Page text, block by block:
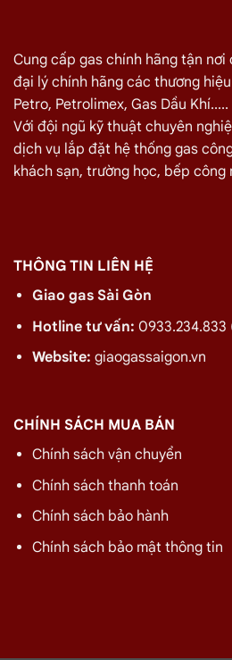
Cung cấp gas chính hãng tận nơi
đại lý chính hãng các thương
Petro, Petrolimex, Gas Dầu Khí.....
Với đội ngũ kỹ thuật chuyên
dịch vụ lắp đặt hệ thống gas
khách sạn, trường học, bếp công
THÔNG TIN LIÊN HỆ
Giao gas Sài Gòn
Hotline tư vấn: 0933.234.833
Website: giaogassaigon.vn
CHÍNH SÁCH MUA BÁN
Chính sách vận chuyển
Chính sách thanh toán
Chính sách bảo hành
Chính sách bảo mật thông tin